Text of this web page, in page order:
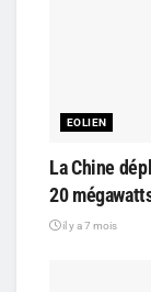
EOLIEN
La Chine
20
il y a 7 mois